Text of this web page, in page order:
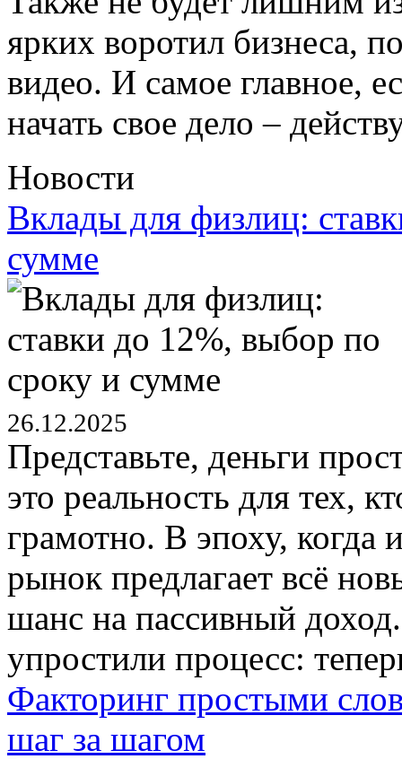
ярких воротил бизнеса,
видео. И самое главное,
начать свое дело –
Новости
Вклады для физлиц:
сумме
26.12.2025
Представьте, деньги
это реальность для тех,
грамотно. В эпоху, когда
рынок предлагает всё
шанс на пассивный
упростили процесс:
Факторинг простыми
шаг за шагом